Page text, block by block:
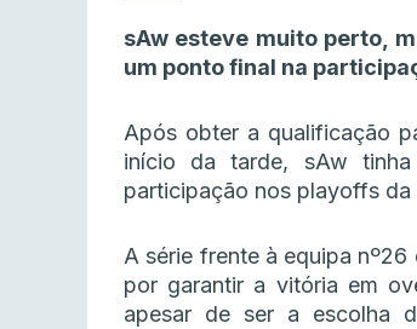
sAw esteve muito perto,
um ponto final na
Após obter a qualificação
início da tarde, sAw
participação nos playoffs da
A série frente à equipa
por garantir a vitória em
apesar de ser a escolha